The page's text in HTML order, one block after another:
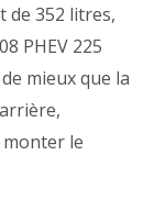
de 352 litres,
PHEV 225
mieux que la
le